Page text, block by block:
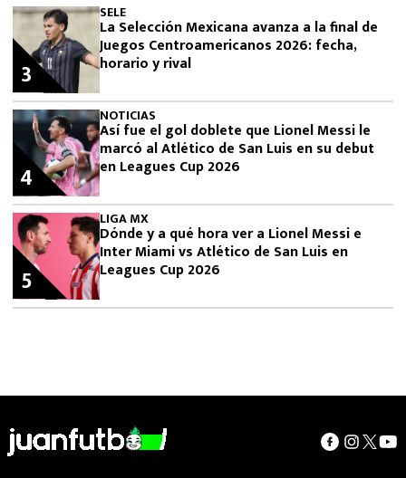
SELE
La Selección Mexicana avanza a la final de
Juegos Centroamericanos 2026: fecha,
horario y rival
3
NOTICIAS
Así fue el gol doblete que Lionel Messi le
marcó al Atlético de San Luis en su debut
en Leagues Cup 2026
4
LIGA MX
Dónde y a qué hora ver a Lionel Messi e
Inter Miami vs Atlético de San Luis en
Leagues Cup 2026
5